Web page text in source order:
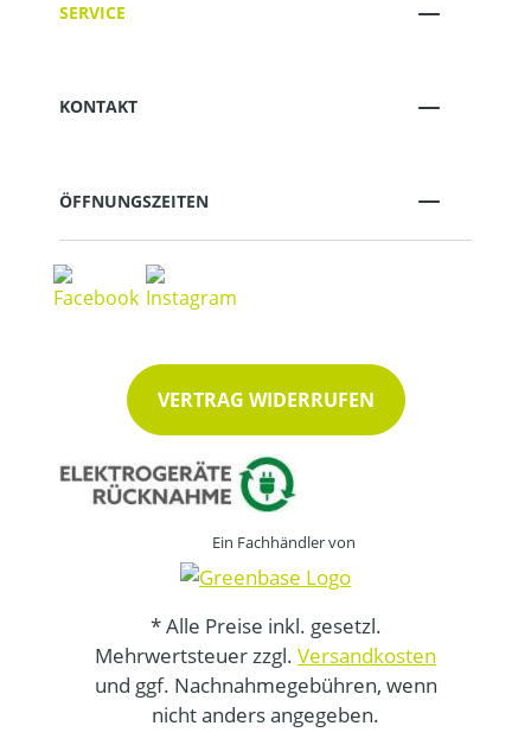
SERVICE
KONTAKT
ÖFFNUNGSZEITEN
VERTRAG WIDERRUFEN
Ein Fachhändler von
* Alle Preise inkl. gesetzl.
Mehrwertsteuer zzgl. Versandkosten
und ggf. Nachnahmegebühren, wenn
nicht anders angegeben.